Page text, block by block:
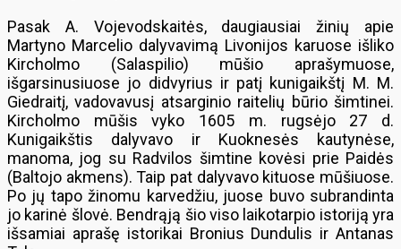
Pasak A. Vojevodskaitės, daugiausiai žinių apie
Martyno Marcelio dalyvavimą Livonijos karuose išliko
Kircholmo (Salaspilio) mūšio aprašymuose,
išgarsinusiuose jo didvyrius ir patį kunigaikštį M. M.
Giedraitį, vadovavusį atsarginio raitelių būrio šimtinei.
Kircholmo mūšis vyko 1605 m. rugsėjo 27 d.
Kunigaikštis dalyvavo ir Kuoknesės kautynėse,
manoma, jog su Radvilos šimtine kovėsi prie Paidės
(Baltojo akmens). Taip pat dalyvavo kituose mūšiuose.
Po jų tapo žinomu karvedžiu, juose buvo subrandinta
jo karinė šlovė. Bendrąją šio viso laikotarpio istoriją yra
išsamiai aprašę istorikai Bronius Dundulis ir Antanas